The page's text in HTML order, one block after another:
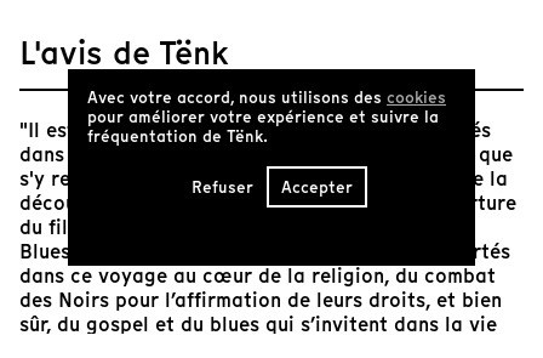
L'avis de Tënk
"Il est des pays que l'on a déjà tellement explorés
dans ses rêves, à travers des films et des livres, que
s'y rendre tient tout autant du pèlerinage que de la
découverte" énonce Bertrand Tavernier en ouverture
du film. Pour le Sud des États-Unis, "Mississippi
Blues" est bien une œuvre qui y participe. Emportés
dans ce voyage au cœur de la religion, du combat
des Noirs pour l’affirmation de leurs droits, et bien
sûr, du gospel et du blues qui s’invitent dans la vie
Avec votre accord, nous utilisons des cookies
pour améliorer votre expérience et suivre la
fréquentation de Tënk.
Refuser Accepter